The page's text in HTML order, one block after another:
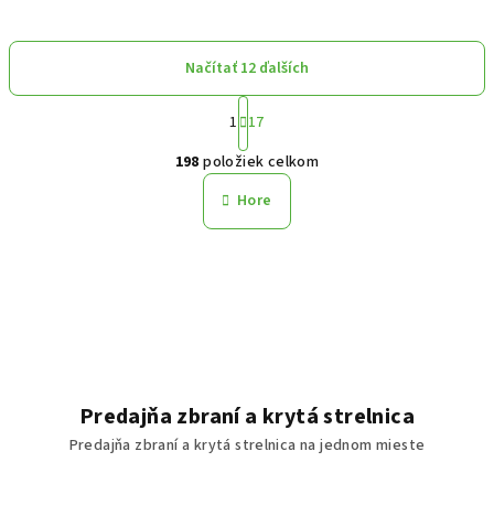
Ovládacie prvky výpisu
Načítať 12 ďalších
Stránkovanie
1 17
198 položiek celkom
Hore
Predajňa zbraní a krytá strelnica
Predajňa zbraní a krytá strelnica na jednom mieste